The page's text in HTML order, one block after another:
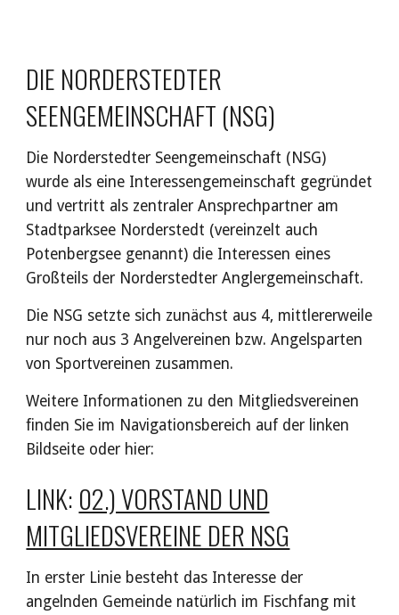
DIE NORDERSTEDTER
SEENGEMEINSCHAFT (NSG)
Die Norderstedter Seengemeinschaft (NSG)
wurde als eine Interessengemeinschaft gegründet
und vertritt als zentraler Ansprechpartner am
Stadtparksee Norderstedt (vereinzelt auch
Potenbergsee genannt) die Interessen eines
Großteils der Norderstedter Anglergemeinschaft.
Die NSG setzte sich zunächst aus 4, mittlererweile
nur noch aus 3 Angelvereinen bzw. Angelsparten
von Sportvereinen zusammen.
Weitere Informationen zu den Mitgliedsvereinen
finden Sie im Navigationsbereich auf der linken
Bildseite oder hier:
LINK: 02.) VORSTAND UND
MITGLIEDSVEREINE DER NSG
In erster Linie besteht das Interesse der
angelnden Gemeinde natürlich im Fischfang mit